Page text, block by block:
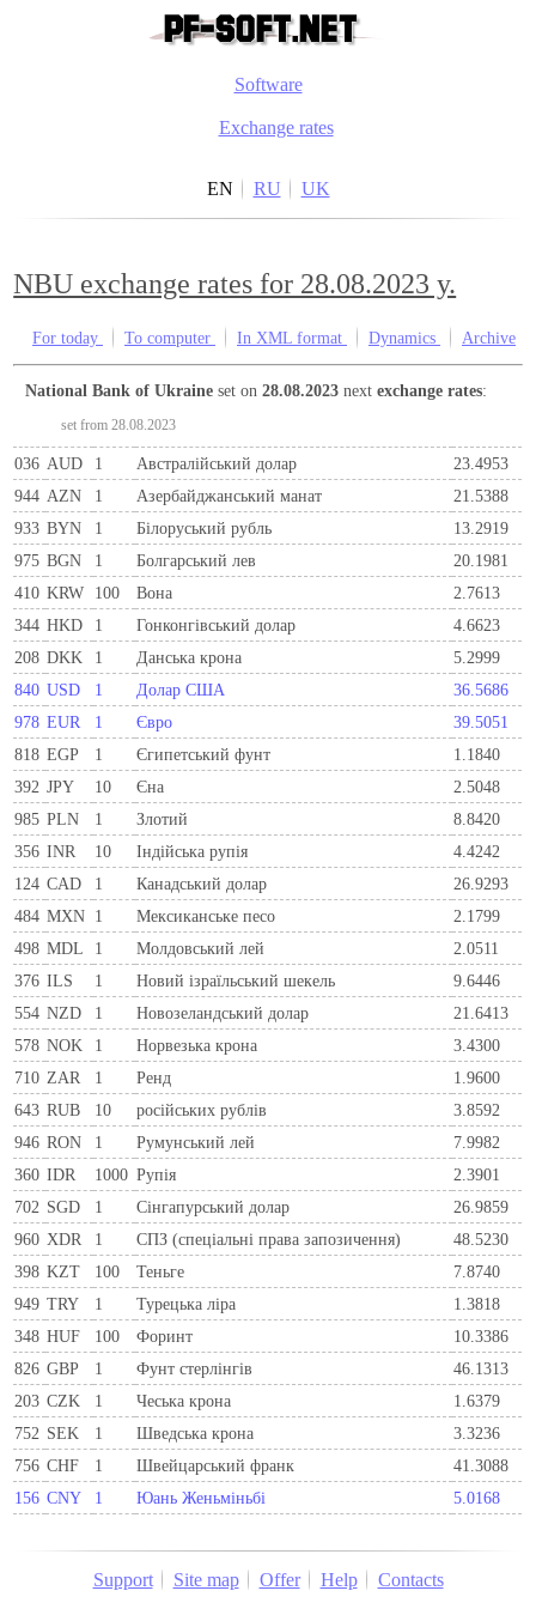
Software
Exchange rates
EN RU UK
NBU exchange rates for 28.08.2023 y.
For today To computer In XML format Dynamics Archive
National Bank of Ukraine set on28.08.2023 nextexchange rates:
set from 28.08.2023
036 AUD 1 Австралійський долар
23.4953
944 AZN 1 Азербайджанський манат
21.5388
933 BYN 1 Бiлоруський рубль
13.2919
975 BGN 1 Болгарський лев
20.1981
410 KRW 100 Вона
2.7613
344 HKD 1 Гонконгівський долар
4.6623
208 DKK 1 Данська крона
5.2999
840 USD 1 Долар США
36.5686
978 EUR 1 Євро
39.5051
818 EGP 1 Єгипетський фунт
1.1840
392 JPY 10 Єна
2.5048
985 PLN 1 Злотий
8.8420
356 INR 10 Індійська рупія
4.4242
124 CAD 1 Канадський долар
26.9293
484 MXN 1 Мексиканське песо
2.1799
498 MDL 1 Молдовський лей
2.0511
376 ILS 1 Новий ізраїльський шекель
9.6446
554 NZD 1 Новозеландський долар
21.6413
578 NOK 1 Норвезька крона
3.4300
710 ZAR 1 Ренд
1.9600
643 RUB 10 російських рублів
3.8592
946 RON 1 Румунський лей
7.9982
360 IDR 1000 Рупія
2.3901
702 SGD 1 Сінгапурський долар
26.9859
960 XDR 1 СПЗ (спеціальні права запозичення)
48.5230
398 KZT 100 Теньге
7.8740
949 TRY 1 Турецька ліра
1.3818
348 HUF 100 Форинт
10.3386
826 GBP 1 Фунт стерлінгів
46.1313
203 CZK 1 Чеська крона
1.6379
752 SEK 1 Шведська крона
3.3236
756 CHF 1 Швейцарський франк
41.3088
156 CNY 1 Юань Женьміньбі 5.0168
Support Site map Offer Help Contacts